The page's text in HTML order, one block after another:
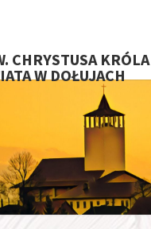
CHRYSTUSA KRÓLA
W DOŁUJACH